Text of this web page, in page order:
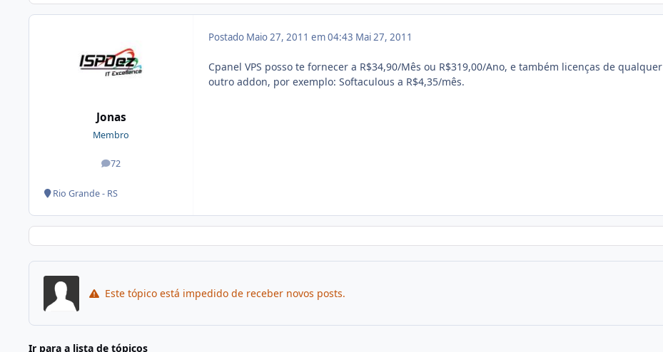
Jonas
Membro
72
posts
Rio Grande - RS
Postado Maio 27, 2011 em 04:43 Mai 27, 2011
Cpanel VPS posso te fornecer a R$34,90/Mês ou R$319,00/Ano, e também licenças de qualquer
outro addon, por exemplo: Softaculous a R$4,35/mês.
Este tópico está impedido de receber novos posts.
Ir para a lista de tópicos